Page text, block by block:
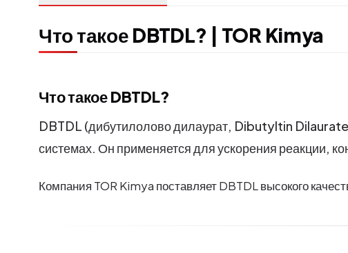
Что такое DBTDL? | TOR Kimya
Что такое DBTDL?
DBTDL (дибутилолово дилаурат, Dibutyltin
системах. Он применяется для ускорения реакции,
Компания TOR Kimya поставляет DBTDL высокого